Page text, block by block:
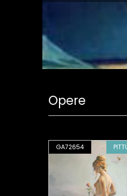
Opere
GA72654